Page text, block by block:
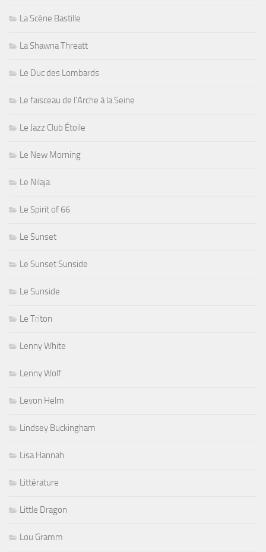
La Scène Bastille
La Shawna Threatt
Le Duc des Lombards
Le faisceau de l'Arche à la Seine
Le Jazz Club Étoile
Le New Morning
Le Nilaja
Le Spirit of 66
Le Sunset
Le Sunset Sunside
Le Sunside
Le Triton
Lenny White
Lenny Wolf
Levon Helm
Lindsey Buckingham
Lisa Hannah
Littérature
Little Dragon
Lou Gramm